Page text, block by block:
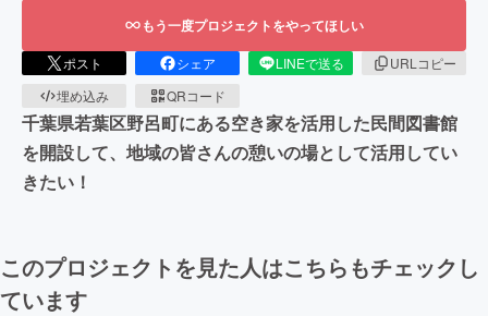
もう一度プロジェクトをやってほしい
ポスト シェア LINEで送る
URLコピー
埋め込み
QRコード
千葉県若葉区野呂町にある空き家を活用した民間図書館
を開設して、地域の皆さんの憩いの場として活用してい
きたい！
このプロジェクトを見た人はこちらもチェックし
ています